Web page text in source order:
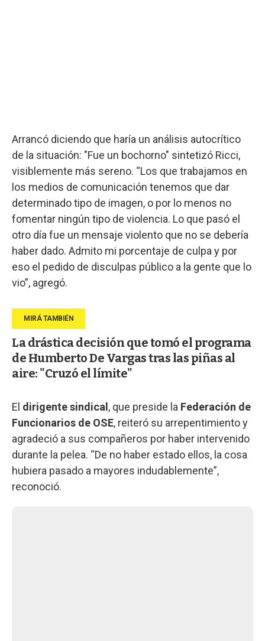
Arrancó diciendo que haría un análisis autocrítico
de la situación: "Fue un bochorno" sintetizó Ricci,
visiblemente más sereno. “Los que trabajamos en
los medios de comunicación tenemos que dar
determinado tipo de imagen, o por lo menos no
fomentar ningún tipo de violencia. Lo que pasó el
otro día fue un mensaje violento que no se debería
haber dado. Admito mi porcentaje de culpa y por
eso el pedido de disculpas público a la gente que lo
vio”, agregó.
La drástica decisión que tomó el programa
de Humberto De Vargas tras las piñas al
aire: "Cruzó el límite"
El dirigente sindical , que preside la Federación de
Funcionarios de OSE, reiteró su arrepentimiento y
agradeció a sus compañeros por haber intervenido
durante la pelea. “De no haber estado ellos, la cosa
hubiera pasado a mayores indudablemente”,
reconoció.